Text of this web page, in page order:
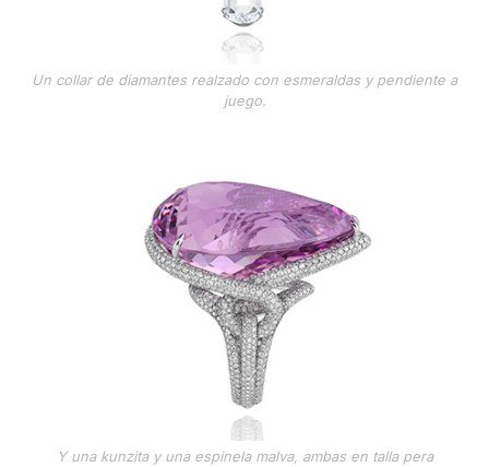
Un collar de diamantes realzado con esmeraldas y pendiente a
juego.
Y una kunzita y una espinela malva, ambas en talla pera